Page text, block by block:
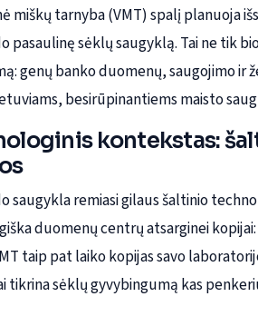
miškų tarnyba (VMT) spalį planuoja
pasaulinę sėklų saugyklą. Tai ne tik
genų banko duomenų, saugojimo
besirūpinantiems maisto
kontekstas:
saugykla remiasi gilaus šaltinio
duomenų centrų atsarginei
taip pat laiko kopijas savo
tikrina sėklų gyvybingumą kas